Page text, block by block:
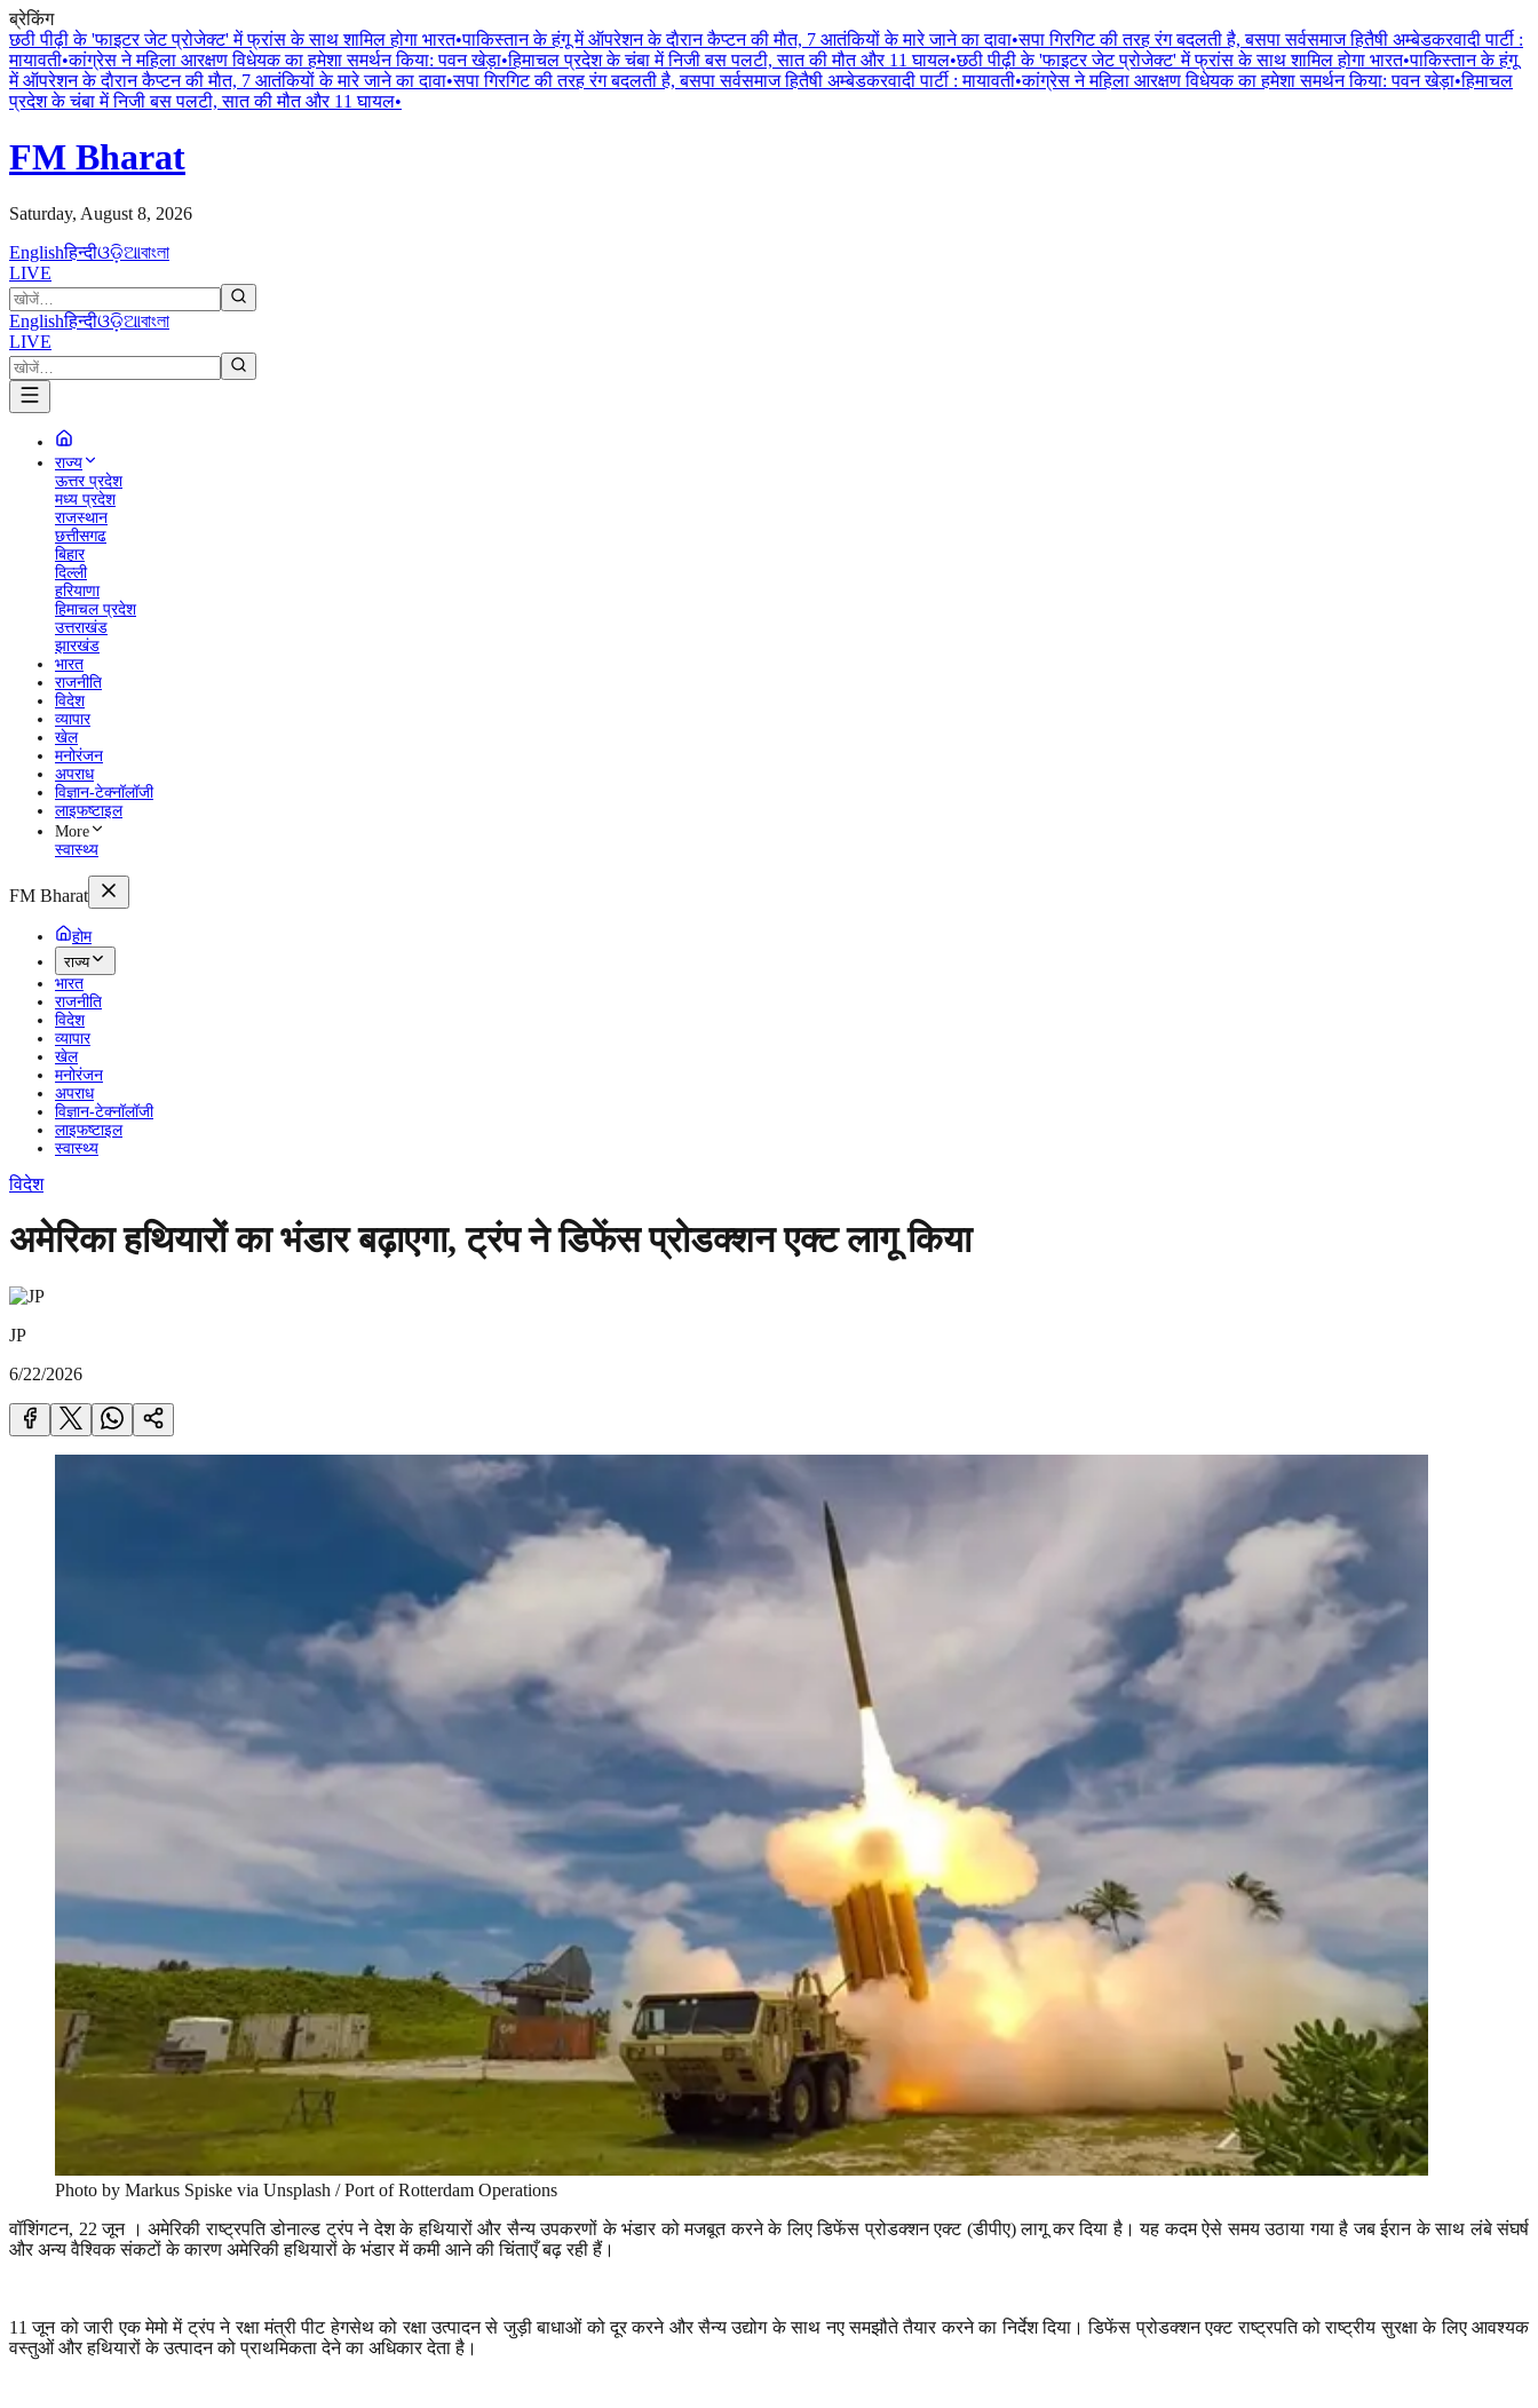
ब्रेकिंग
छठी पीढ़ी के 'फाइटर जेट प्रोजेक्ट' में फ्रांस के साथ शामिल होगा भारत•पाकिस्तान के हंगू में ऑपरेशन के दाैरान कैप्टन की माैत, 7 आतंकियों के मारे जाने का दावा•सपा गिरगिट की तरह रंग बदलती है, बसपा सर्वसमाज हितैषी अम्बेडकरवादी पार्टी :
मायावती•कांग्रेस ने महिला आरक्षण विधेयक का हमेशा समर्थन किया: पवन खेड़ा•हिमाचल प्रदेश के चंबा में निजी बस पलटी, सात की मौत और 11 घायल•छठी पीढ़ी के 'फाइटर जेट प्रोजेक्ट' में फ्रांस के साथ शामिल होगा भारत•पाकिस्तान के हंगू
में ऑपरेशन के दाैरान कैप्टन की माैत, 7 आतंकियों के मारे जाने का दावा•सपा गिरगिट की तरह रंग बदलती है, बसपा सर्वसमाज हितैषी अम्बेडकरवादी पार्टी : मायावती•कांग्रेस ने महिला आरक्षण विधेयक का हमेशा समर्थन किया: पवन खेड़ा•हिमाचल
प्रदेश के चंबा में निजी बस पलटी, सात की मौत और 11 घायल•
FM Bharat
Saturday, August 8, 2026
Englishहिन्दीଓଡ଼ିଆবাংলা
LIVE
Englishहिन्दीଓଡ଼ିଆবাংলা
LIVE
राज्य
ऊत्तर प्रदेश
मध्य प्रदेश
राजस्थान
छत्तीसगढ
बिहार
दिल्ली
हरियाणा
हिमाचल प्रदेश
उत्तराखंड
झारखंड
भारत
राजनीति
विदेश
व्यापार
खेल
मनोरंजन
अपराध
विज्ञान-टेक्नॉलॉजी
लाइफष्टाइल
More
स्वास्थ्य
FM Bharat
होम
राज्य
भारत
राजनीति
विदेश
व्यापार
खेल
मनोरंजन
अपराध
विज्ञान-टेक्नॉलॉजी
लाइफष्टाइल
स्वास्थ्य
विदेश
अमेरिका हथियारों का भंडार बढ़ाएगा, ट्रंप ने डिफेंस प्रोडक्शन एक्ट लागू किया
JP
6/22/2026
Photo by Markus Spiske via Unsplash / Port of Rotterdam Operations
वॉशिंगटन, 22 जून । अमेरिकी राष्ट्रपति डोनाल्ड ट्रंप ने देश के हथियारों और सैन्य उपकरणों के भंडार को मजबूत करने के लिए डिफेंस प्रोडक्शन एक्ट (डीपीए) लागू कर दिया है। यह कदम ऐसे समय उठाया गया है जब ईरान के साथ लंबे संघर्ष
और अन्य वैश्विक संकटों के कारण अमेरिकी हथियारों के भंडार में कमी आने की चिंताएँ बढ़ रही हैं।
11 जून को जारी एक मेमो में ट्रंप ने रक्षा मंत्री पीट हेगसेथ को रक्षा उत्पादन से जुड़ी बाधाओं को दूर करने और सैन्य उद्योग के साथ नए समझौते तैयार करने का निर्देश दिया। डिफेंस प्रोडक्शन एक्ट राष्ट्रपति को राष्ट्रीय सुरक्षा के लिए आवश्यक
वस्तुओं और हथियारों के उत्पादन को प्राथमिकता देने का अधिकार देता है।